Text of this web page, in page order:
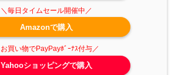
Amazonで購入
Yahooショッピングで購入